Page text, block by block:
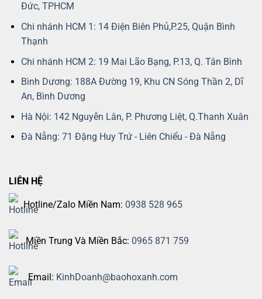
Đức, TPHCM
Chi nhánh HCM 1: 14 Điện Biên Phủ,P.25, Quận Bình
Thạnh
Chi nhánh HCM 2: 19 Mai Lão Bạng, P.13, Q. Tân Bình
Bình Dương: 188A Đường 19, Khu CN Sóng Thần 2, Dĩ
An, Bình Dương
Hà Nội: 142 Nguyễn Lân, P. Phương Liệt, Q.Thanh Xuân
Đà Nẵng: 71 Đặng Huy Trứ - Liên Chiểu - Đà Nẵng
LIÊN HỆ
Hotline/Zalo Miền Nam: 0938 528 965
Miền Trung Và Miền Bắc: 0965 871 759
Email: KinhDoanh@baohoxanh.com